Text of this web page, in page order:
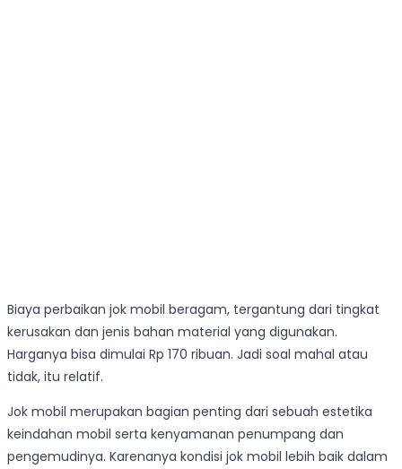
Biaya perbaikan jok mobil beragam, tergantung dari tingkat
kerusakan dan jenis bahan material yang digunakan.
Harganya bisa dimulai Rp 170 ribuan. Jadi soal mahal atau
tidak, itu relatif.
Jok mobil merupakan bagian penting dari sebuah estetika
keindahan mobil serta kenyamanan penumpang dan
pengemudinya. Karenanya kondisi jok mobil lebih baik dalam